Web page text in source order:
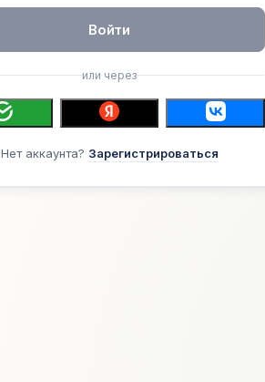
Войти
или через
Нет аккаунта? Зарегистрироваться